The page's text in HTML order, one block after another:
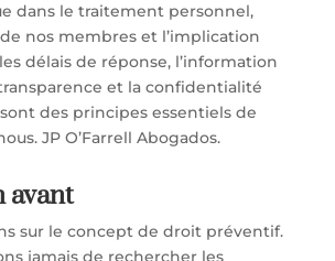
dans le traitement personnel,
de nos membres et l’implication
délais de réponse, l’information
et la confidentialité
des principes essentiels de
JP O’Farrell Abogados.
avant
sur le concept de droit préventif.
jamais de rechercher les